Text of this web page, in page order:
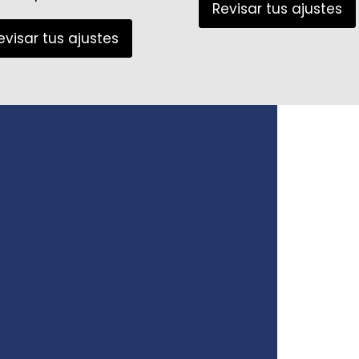
tus ajustes
Revisar tus ajustes